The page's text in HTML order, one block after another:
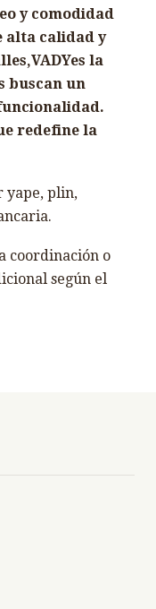
y comodidad
alta calidad y
la
buscan un
redefine la
yape, plin,
coordinación o
según el